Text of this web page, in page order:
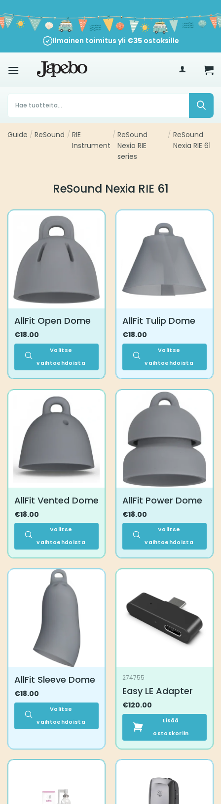
sisältöön
Ilmainen toimitus yli €35ostoksille
Products
search
Guide / ReSound / RIE
Instrument
/ ReSound
Nexia RIE
series
/ ReSound
Nexia RIE 61
ReSound Nexia RIE 61
AllFit Open Dome
€18.00
Valitse
vaihtoehdoista
useampi
muunnelma.
Voit
tehdä
valinnat
tuotteen
sivulla.
AllFit Tulip Dome
€18.00
Valitse
vaihtoehdoista
useampi
muunnelma.
Voit
tehdä
valinnat
tuotteen
sivulla.
AllFit Vented Dome
€18.00
Valitse
vaihtoehdoista
muunnelma.
valinnat
tuotteen
sivulla.
AllFit Power Dome
€18.00
Valitse
vaihtoehdoista
muunnelma.
Voit
tehdä
valinnat
AllFit Sleeve Dome
€18.00
Valitse
vaihtoehdoista
274755
Easy LE Adapter
€120.00
Lisää
ostoskoriin